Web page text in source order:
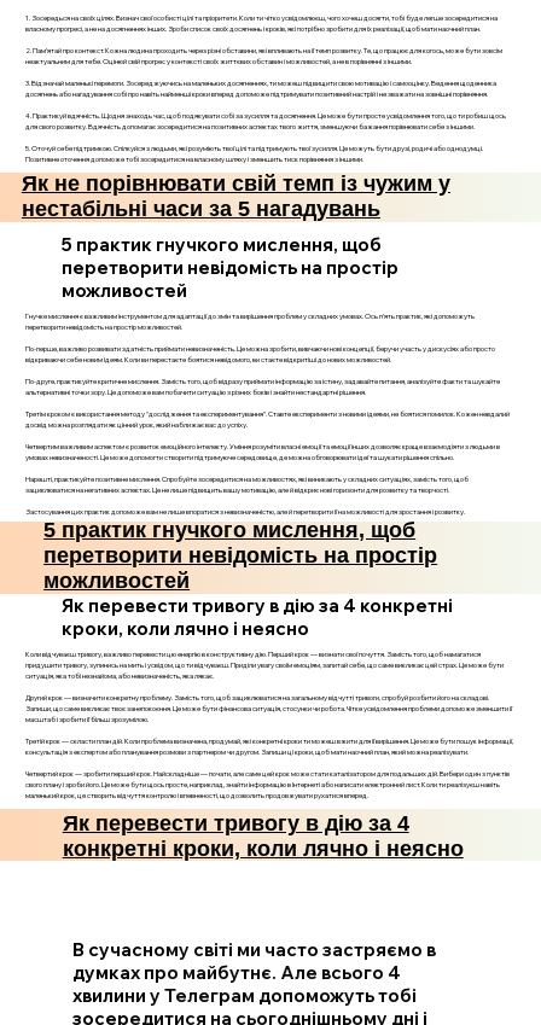
1. Зосередься на своїх цілях. Визнач свої особисті цілі та пріоритети. Коли ти чітко усвідомлюєш, чого хочеш досягти, тобі буде легше зосередитися на
власному прогресі, а не на досягненнях інших. Зроби список своїх досягнень і кроків, які потрібно зробити для їх реалізації, щоб мати наочний план.
2. Пам’ятай про контекст. Кожна людина проходить через різні обставини, які впливають на її темп розвитку. Те, що працює для когось, може бути зовсім
неактуальним для тебе. Оцінюй свій прогрес у контексті своїх життєвих обставин і можливостей, а не в порівнянні з іншими.
3. Відзначай маленькі перемоги. Зосереджуючись на маленьких досягненнях, ти можеш підвищити свою мотивацію і самооцінку. Ведення щоденника
досягнень або нагадування собі про навіть найменші кроки вперед допоможе підтримувати позитивний настрій і не зважати на зовнішні порівняння.
4. Практикуй вдячність. Щодня знаходь час, щоб подякувати собі за зусилля та досягнення. Це може бути просте усвідомлення того, що ти робиш щось
для свого розвитку. Вдячність допомагає зосередитися на позитивних аспектах твого життя, зменшуючи бажання порівнювати себе з іншими.
5. Оточуй себе підтримкою. Спілкуйся з людьми, які розуміють твої цілі та підтримують твої зусилля. Це можуть бути друзі, родичі або однодумці.
Позитивне оточення допоможе тобі зосередитися на власному шляху і зменшить тиск порівняння з іншими.
Як не порівнювати свій темп із чужим у
нестабільні часи за 5 нагадувань
5 практик гнучкого мислення, щоб
перетворити невідомість на простір
можливостей
Гнучке мислення є важливим інструментом для адаптації до змін та вирішення проблем у складних умовах. Ось п’ять практик, які допоможуть
перетворити невідомість на простір можливостей.
По-перше, важливо розвивати здатність приймати невизначеність. Це можна зробити, вивчаючи нові концепції, беручи участь у дискусіях або просто
відкриваючи себе новим ідеям. Коли ви перестаєте боятися невідомого, ви стаєте відкритіші до нових можливостей.
По-друге, практикуйте критичне мислення. Замість того, щоб відразу приймати інформацію за істину, задавайте питання, аналізуйте факти та шукайте
альтернативні точки зору. Це допоможе вам побачити ситуацію з різних боків і знайти нестандартні рішення.
Третім кроком є використання методу "дослідження та експериментування". Ставте експерименти з новими ідеями, не боятися помилок. Кожен невдалий
досвід можна розглядати як цінний урок, який наближає вас до успіху.
Четвертим важливим аспектом є розвиток емоційного інтелекту. Уміння розуміти власні емоції та емоції інших дозволяє краще взаємодіяти з людьми в
умовах невизначеності. Це може допомогти створити підтримуюче середовище, де можна обговорювати ідеї та шукати рішення спільно.
Нарешті, практикуйте позитивне мислення. Спробуйте зосередитися на можливостях, які виникають у складних ситуаціях, замість того, щоб
зациклюватися на негативних аспектах. Це не лише підвищить вашу мотивацію, але й відкриє нові горизонти для розвитку та творчості.
Застосування цих практик допоможе вам не лише впоратися з невизначеністю, але й перетворити її на можливості для зростання і розвитку.
5 практик гнучкого мислення, щоб
перетворити невідомість на простір
можливостей
Як перевести тривогу в дію за 4 конкретні
кроки, коли лячно і неясно
Коли відчуваєш тривогу, важливо перевести цю енергію в конструктивну дію. Перший крок — визнати свої почуття. Замість того, щоб намагатися
придушити тривогу, зупинись на мить і усвідом, що ти відчуваєш. Приділи увагу своїм емоціям, запитай себе, що саме викликає цей страх. Це може бути
ситуація, яка тобі незнайома, або невизначеність, яка лякає.
Другий крок — визначити конкретну проблему. Замість того, щоб зациклюватися на загальному відчутті тривоги, спробуй розбити його на складові.
Запиши, що саме викликає твоє занепокоєння. Це може бути фінансова ситуація, стосунки чи робота. Чітке усвідомлення проблеми допоможе зменшити її
масштаб і зробити її більш зрозумілою.
Третій крок — скласти план дій. Коли проблема визначена, продумай, які конкретні кроки ти можеш вжити для її вирішення. Це може бути пошук інформації,
консультація з експертом або планування розмови з партнером чи другом. Запиши ці кроки, щоб мати наочний план, який можна реалізувати.
Четвертий крок — зробити перший крок. Найскладніше — почати, але саме цей крок може стати каталізатором для подальших дій. Вибери один з пунктів
свого плану і зроби його. Це може бути щось просте, наприклад, знайти інформацію в Інтернеті або написати електронний лист. Коли ти реалізуєш навіть
маленький крок, це створить відчуття контролю і впевненості, що дозволить продовжувати рухатися вперед.
Як перевести тривогу в дію за 4
конкретні кроки, коли лячно і неясно
В сучасному світі ми часто застряємо в
думках про майбутнє. Але всього 4
хвилини у Телеграм допоможуть тобі
зосередитися на сьогоднішньому дні і